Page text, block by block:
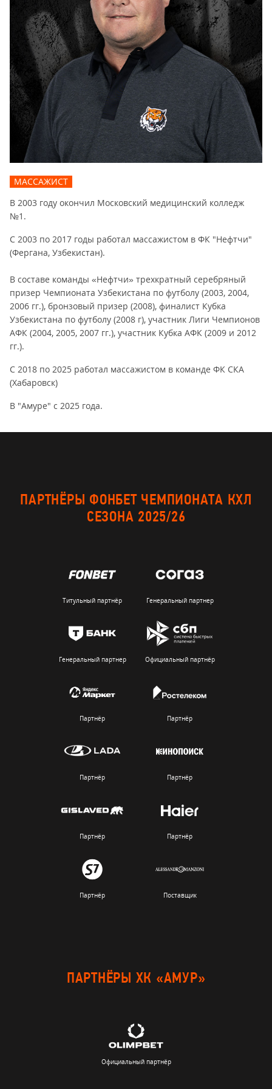
МАССАЖИСТ
В 2003 году окончил Московский медицинский колледж
№1.
С 2003 по 2017 годы работал массажистом в ФК "Нефтчи"
(Фергана, Узбекистан).
В составе команды «Нефтчи» трехкратный серебряный
призер Чемпионата Узбекистана по футболу (2003, 2004,
2006 гг.), бронзовый призер (2008), финалист Кубка
Узбекистана по футболу (2008 г), участник Лиги Чемпионов
АФК (2004, 2005, 2007 гг.), участник Кубка АФК (2009 и 2012
гг.).
С 2018 по 2025 работал массажистом в команде ФК СКА
(Хабаровск)
В "Амуре" с 2025 года.
ПАРТНЁРЫ ФОНБЕТ ЧЕМПИОНАТА КХЛ
СЕЗОНА 2025/26
Титульный партнёр Генеральный партнер
Генеральный партнер Официальный партнёр
Партнёр Партнёр
Партнёр Партнёр
Партнёр Партнёр
Партнёр Поставщик
ПАРТНЁРЫ ХК «АМУР»
Официальный партнёр